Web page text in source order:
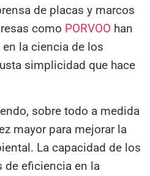
de placas y marcos
como PORVOO han
la ciencia de los
simplicidad que hace
sobre todo a medida
mayor para mejorar la
La capacidad de los
de eficiencia en la